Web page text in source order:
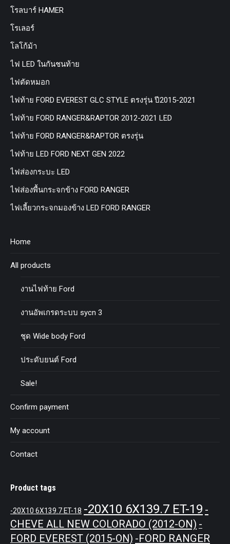
โรลบาร์ HAMER
โรเลอร์
โลโก้ม้า
ไฟ LED ในกันชนท้าย
ไฟตัดหมอก
ไฟท้าย FORD EVEREST GLC STYLE ตรงรุ่น ปี2015-2021
ไฟท้าย FORD RANGER&RAPTOR 2012-2021 LED
ไฟท้าย FORD RANGER&RAPTOR ตรงรุ่น
ไฟท้าย LED FORD NEXT GEN 2022
ไฟส่องกระบะ LED
ไฟส่องพื้นกระจกข้าง FORD RANGER
ไฟเลี้ยวกระจกมองข้าง LED FORD RANGER
Home
All products
งานไฟท้าย Ford
งานอัพเกรดระบบ sycn 3
ชุด Wide body Ford
ประดับยนต์ Ford
Sale!
Confirm payment
My account
Contact
Product tags
-20X10 6X139.7 ET-18 -20X10 6X139.7 ET-19 -
CHEVE ALL NEW COLORADO (2012-ON) -
FORD EVEREST (2015-ON) -FORD RANGER